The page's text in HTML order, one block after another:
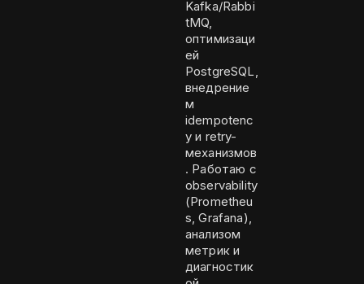
Kafka/Rabbi
tMQ,
оптимизаци
ей
PostgreSQL,
внедрение
м
idempotenc
y и retry-
механизмов
. Работаю с
observability
(Prometheu
s, Grafana),
анализом
метрик и
диагностик